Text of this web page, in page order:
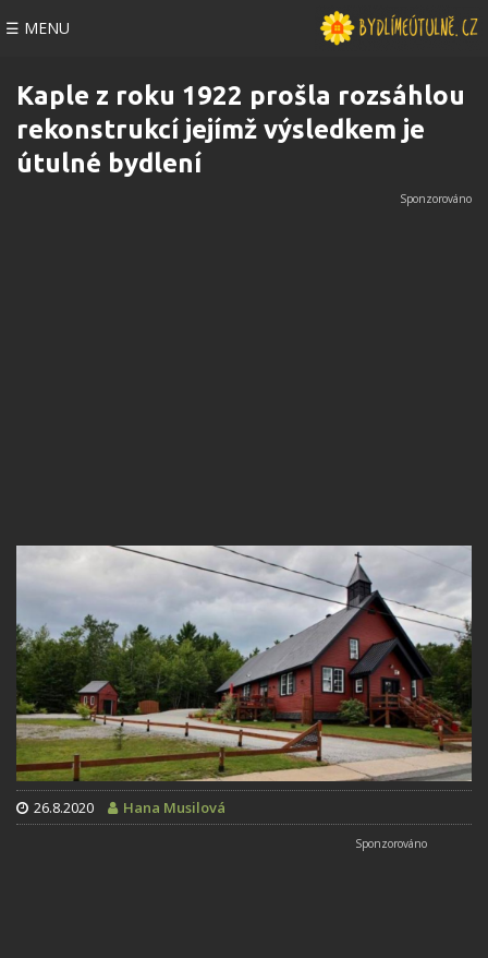
☰ MENU
Kaple z roku 1922 prošla rozsáhlou
rekonstrukcí jejímž výsledkem je
útulné bydlení
26.8.2020 Hana Musilová